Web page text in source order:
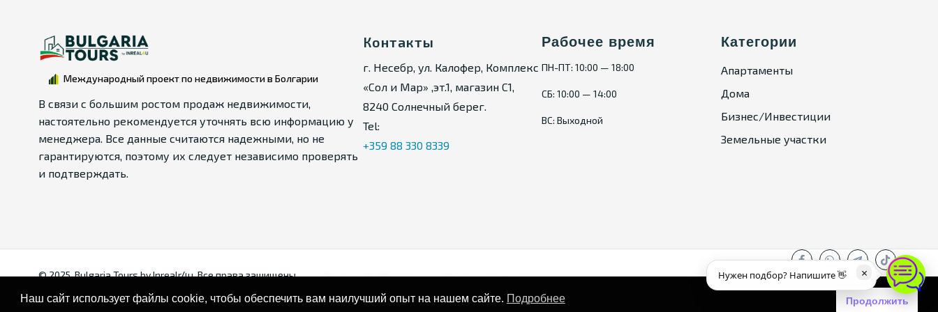
Международный проект по недвижимости в Болгарии
В связи с большим ростом продаж недвижимости,
настоятельно рекомендуется уточнять всю информацию у
менеджера. Все данные считаются надежными, но не
гарантируются, поэтому их следует независимо проверять
и подтверждать.
Контакты
г. Несебр, ул. Калофер, Комплекс
«Сол и Мар» ,эт.1, магазин С1,
8240 Солнечный берег.
Tel:
+359 88 330 8339
Рабочее время
ПН-ПТ: 10:00 — 18:00
СБ: 10:00 — 14:00
ВС: Выходной
Категории
Апартаменты
Дома
Бизнес/Инвестиции
Земельные участки
© 2025. Bulgaria Tours by Inrealr4u. Все права зашищены. Карта сайтаПолитика конфиденциальности ×
Нужен подбор? Напишите 👋
Наш сайт использует файлы cookie, чтобы обеспечить вам наилучший опыт на нашем сайте. Подробнее Продолжить